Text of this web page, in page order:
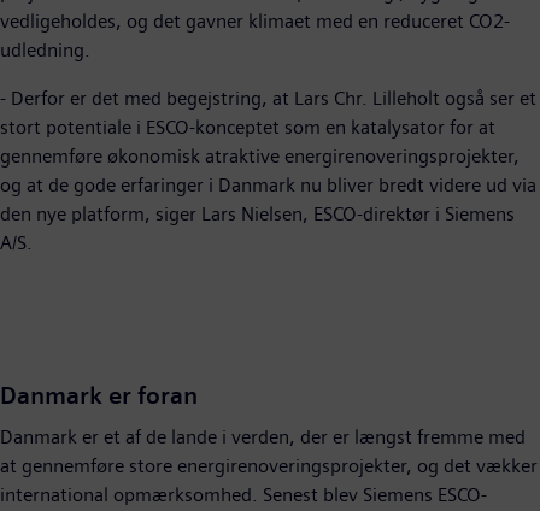
vedligeholdes, og det gavner klimaet med en reduceret CO2-
udledning.
- Derfor er det med begejstring, at Lars Chr. Lilleholt også ser et
stort potentiale i ESCO-konceptet som en katalysator for at
gennemføre økonomisk atraktive energirenoveringsprojekter,
og at de gode erfaringer i Danmark nu bliver bredt videre ud via
den nye platform, siger Lars Nielsen, ESCO-direktør i Siemens
A/S.
Danmark er foran
Danmark er et af de lande i verden, der er længst fremme med
at gennemføre store energirenoveringsprojekter, og det vækker
international opmærksomhed. Senest blev Siemens ESCO-